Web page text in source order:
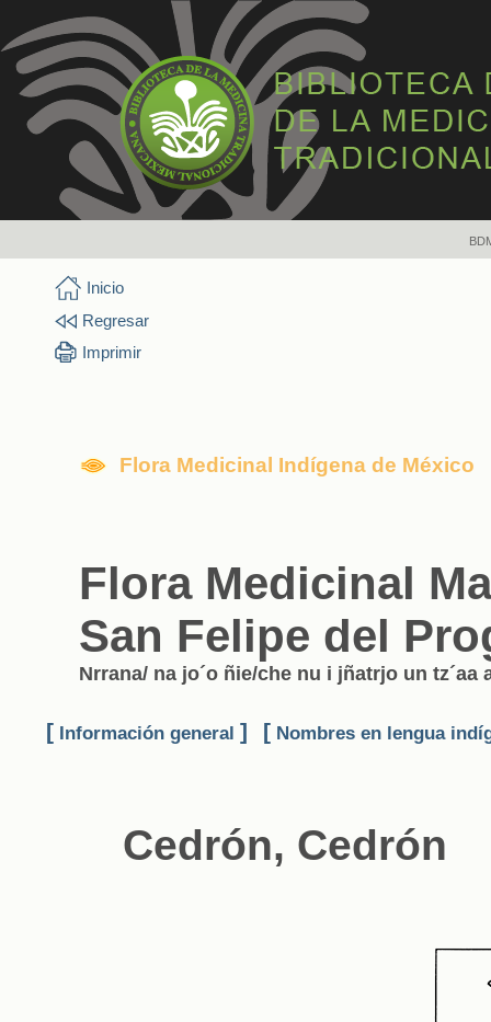
Inicio
Regresar
Imprimir
Flora Medicinal Indígena de México
Flora Medicinal
San Felipe del
Nrrana/ na jo´o ñie/che nu i jñatrjo un tz´aa
[ Información general ] [ Nombres en lengua
Cedrón, Cedrón